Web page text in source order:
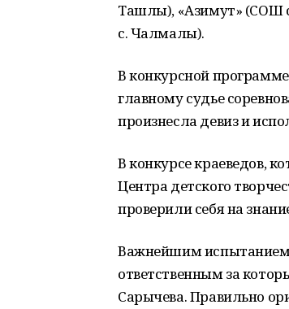
Ташлы), «Азимут» (СОШ
с. Чалмалы).
В конкурсной
главному судье
произнесла девиз и
В конкурсе краеведов,
Центра детского
проверили себя на
Важнейшим испытанием
ответственным за
Сарычева. Правильно